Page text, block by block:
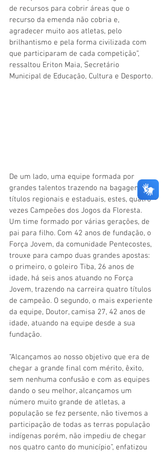
de recursos para cobrir áreas que o
recurso da emenda não cobria e,
agradecer muito aos atletas, pelo
brilhantismo e pela forma civilizada com
que participaram de cada competição”,
ressaltou Eriton Maia, Secretário
Municipal de Educação, Cultura e Desporto.
De um lado, uma equipe formada por
grandes talentos trazendo na bagagem 18
títulos regionais e estaduais, estes, quatro
vezes Campeões dos Jogos da Floresta.
Um time formado por várias gerações, de
pai para filho. Com 42 anos de fundação, o
Força Jovem, da comunidade Pentecostes,
trouxe para campo duas grandes apostas:
o primeiro, o goleiro Tiba, 26 anos de
idade, há seis anos atuando no Força
Jovem, trazendo na carreira quatro títulos
de campeão. O segundo, o mais experiente
da equipe, Doutor, camisa 27, 42 anos de
idade, atuando na equipe desde a sua
fundação.
“Alcançamos ao nosso objetivo que era de
chegar a grande final com mérito, êxito,
sem nenhuma confusão e com as equipes
dando o seu melhor, alcançamos um
número muito grande de atletas, a
população se fez persente, não tivemos a
participação de todas as terras população
indígenas porém, não impediu de chegar
nos quatro canto do município”, enfatizou